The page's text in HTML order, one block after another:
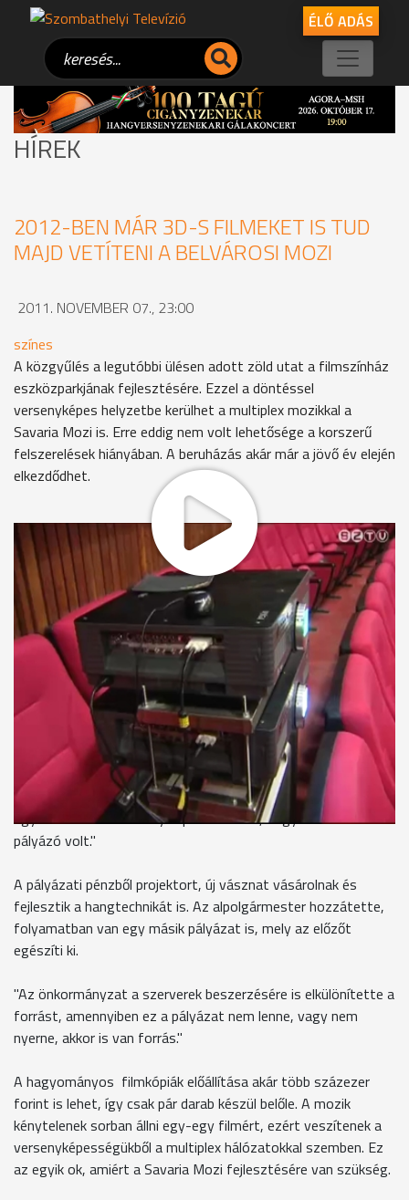
ÉLŐ ADÁS
HÍREK
2012-BEN MÁR 3D-S FILMEKET IS TUD
MAJD VETÍTENI A BELVÁROSI MOZI
2011. NOVEMBER 07., 23:00
színes
A közgyűlés a legutóbbi ülésen adott zöld utat a filmszínház
eszközparkjának fejlesztésére. Ezzel a döntéssel
versenyképes helyzetbe kerülhet a multiplex mozikkal a
Savaria Mozi is. Erre eddig nem volt lehetősége a korszerű
felszerelések hiányában. A beruházás akár már a jövő év elején
elkezdődhet.
2004 óta közel 500 millió forintot fordított az
önkormányzat a belvárosi filmszínház fejlesztésére.
Legutóbb a homlokzat és a belsikátor kapott új köntöst.
Ekkor vállalta a város, hogy 5 évig a mozi mindkét termét
art-moziként üzemelteti. Ehhez azonban elengedhetetlenné
vált rendszer digitalizálása. A tervek megvalósításához a
Nemzeti Erőforrás Minisztérium pályázatán nyert forrást az
önkormányzat.
Lazáry Viktor alpolgármester
"Magyarországon egyedülálló módon a Savaria Mozi mindkét
termére nyert ezen a pályázaton. Közel 21 millió forintot
tudott a 100 milliós keretből elhozni, tehát a források
egyötödét Szombathely kapta amellett, hogy több mint 10
pályázó volt."
A pályázati pénzből projektort, új vásznat vásárolnak és
fejlesztik a hangtechnikát is. Az alpolgármester hozzátette,
folyamatban van egy másik pályázat is, mely az előzőt
egészíti ki.
"Az önkormányzat a szerverek beszerzésére is elkülönítette a
forrást, amennyiben ez a pályázat nem lenne, vagy nem
nyerne, akkor is van forrás."
A hagyományos filmkópiák előállítása akár több százezer
forint is lehet, így csak pár darab készül belőle. A mozik
kénytelenek sorban állni egy-egy filmért, ezért veszítenek a
versenyképességükből a multiplex hálózatokkal szemben. Ez
az egyik ok, amiért a Savaria Mozi fejlesztésére van szükség.